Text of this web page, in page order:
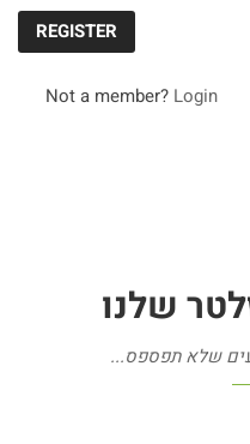
REGISTER
Not a member? Login
שלנו
שלא תפספס...